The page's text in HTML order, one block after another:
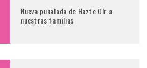
Nueva puñalada de Hazte Oír a
nuestras familias